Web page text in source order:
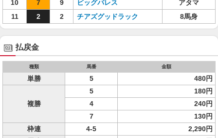
10
7 9 ビッグパレス
アタマ
11
2 2 チアズグッドラック 8馬身
払戻金
種類 馬番 金額
単勝 5 480円
複勝
5
180円
4
240円
7
130円
枠連
4-5
2,290円